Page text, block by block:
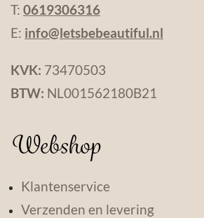
T: 0619306316
E: info@letsbebeautiful.nl
KVK: 73470503
BTW: NL001562180B21
Webshop
Klantenservice
Verzenden en levering